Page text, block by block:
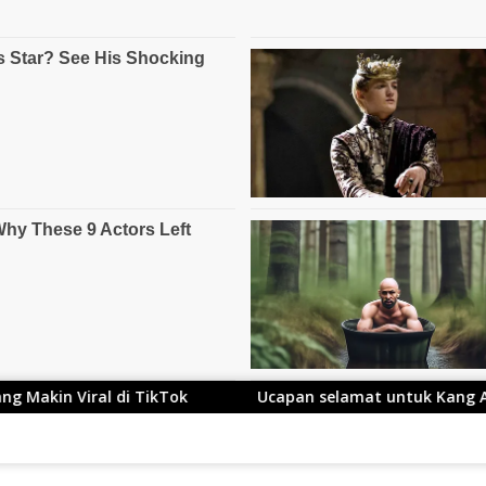
Ucapan selamat untuk Kang Ace yang Telah Resmi